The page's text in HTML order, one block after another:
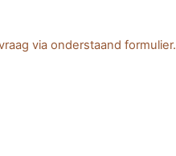
via onderstaand formulier.